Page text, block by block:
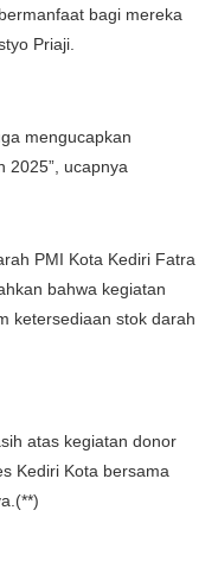
bagi mereka
Priaji.
mengucapkan
2025”, ucapnya
PMI Kota Kediri Fatra
bahwa kegiatan
ketersediaan stok darah
atas kegiatan donor
Kediri Kota bersama